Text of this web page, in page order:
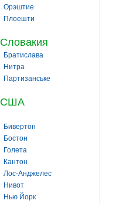
Орэштие
Плоешти
Словакия
Братислава
Нитра
Партизанське
США
Бивертон
Бостон
Голета
Кантон
Лос-Анджелес
Нивот
Нью Йорк